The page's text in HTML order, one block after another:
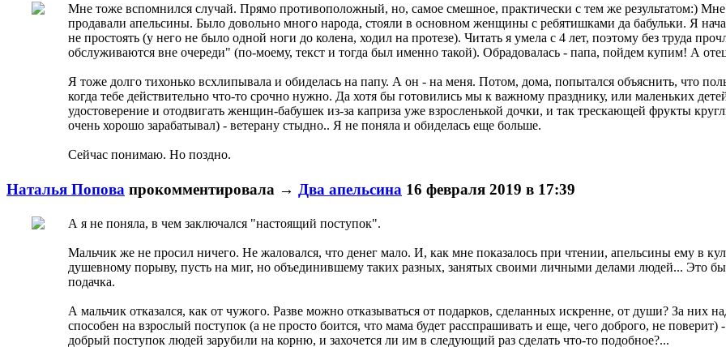
Мне тоже вспомнился случай. Прямо противоположный, но, самое смешное, практически с тем же результатом:)
продавали апельсины. Было довольно много народа, стояли в основном женщины с ребятишками да бабульки. Я
не простоять (у него не было одной ноги до колена, ходил на протезе). Читать я умела с 4 лет, поэтому без труда
обслуживаются вне очереди" (по-моему, текст и тогда был именно такой). Обрадовалась - папа, пойдем купим! А
Я тоже долго тихонько всхлипывала и обиделась на папу. А он - на меня. Потом, дома, попытался объяснить, что
когда тебе действительно что-то срочно нужно. Да хотя бы готовились мы к важному празднику, или маленьких
удостоверение и отодвигать женщин-бабушек из-за каприза уже взросленькой дочки, и так трескающей фрукты
очень хорошо зарабатывал) - ветерану стыдно.. Я не поняла и обиделась еще больше.
Сейчас понимаю. Но поздно.
Наталья Попова прокомментировала → Два апельсина 16 февраля 2019 в 17:39
А я не поняла, в чем заключался "настоящий поступок".
Мальчик же не просил ничего. Не жаловался, что денег мало. И, как мне показалось при чтении, апельсины ему в
душевному порыву, пусть на миг, но объединившему таких разных, занятых своими личными делами людей... Это
подачка.
А мальчик отказался, как от чужого. Разве можно отказываться от подарков, сделанных искренне, от души? За них
способен на взрослый поступок (а не просто боится, что мама будет расспрашивать и еще, чего доброго, не
добрый поступок людей зарубили на корню, и захочется ли им в следующий раз сделать что-то подобное?...